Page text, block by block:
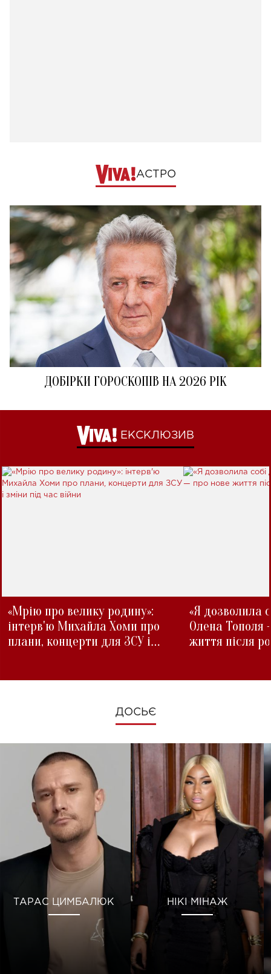
АСТРО
ДОБІРКИ ГОРОСКОПІВ НА 2026 РІК
ЕКСКЛЮЗИВ
«Мрію про велику родину»:
інтерв'ю Михайла Хоми про
плани, концерти для ЗСУ і
«Я дозволила
Олена Тополя
життя після
ДОСЬЄ
ТАРАС ЦИМБАЛЮК НІКІ МІНАЖ